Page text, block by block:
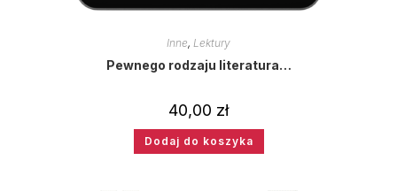
Inne, Lektury
Pewnego rodzaju literatura…
40,00 zł
Dodaj do koszyka